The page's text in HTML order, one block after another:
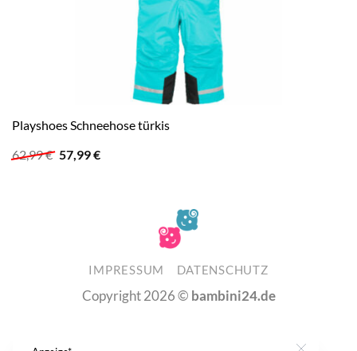
Playshoes Schneehose türkis
62,99€ Ursprünglicher
57,99€Aktueller
IMPRESSUM DATENSCHUTZ
Copyright 2026 © bambini24.de